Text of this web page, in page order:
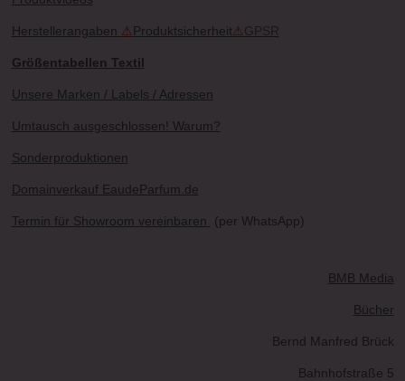
Herstellerangaben ⚠ Produktsicherheit⚠ GPSR
Größentabellen Textil
Unsere Marken / Labels / Adressen
Umtausch ausgeschlossen! Warum?
Sonderproduktionen
Domainverkauf EaudeParfum.de
Termin für Showroom vereinbaren (per WhatsApp)
BMB Media
Bücher
Bernd Manfred Brück
Bahnhofstraße 5